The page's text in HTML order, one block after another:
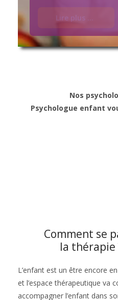
Lire plus ...
Nos
Psychologue enfant
Comment se
la thérapie
L’enfant est un être encore
et l’espace thérapeutique va
accompagner l’enfant dans